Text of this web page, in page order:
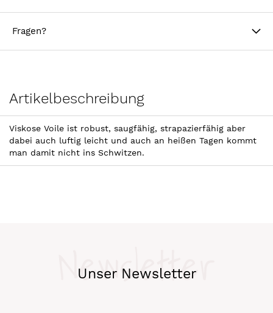
Fragen?
Artikelbeschreibung
Viskose Voile ist robust, saugfähig, strapazierfähig aber
dabei auch luftig leicht und auch an heißen Tagen kommt
man damit nicht ins Schwitzen.
Unser Newsletter
Newsletter